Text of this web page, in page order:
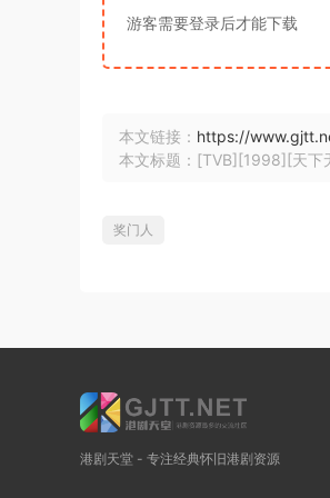
游客需要登录后才能下载
本文链接： https://
本文标题：[TVB][1998][天下
奖门人
港剧天堂 - 专注经典怀旧港剧资源